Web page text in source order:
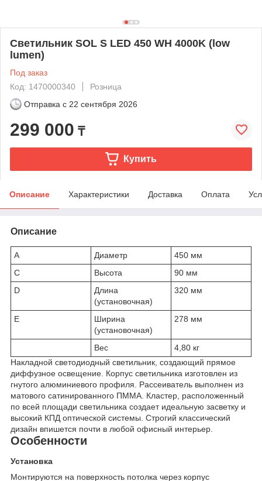
Светильник SOL S LED 450 WH 4000K (low
lumen)
Под заказ
Код: 1470000340
Розница
Отправка с 22 сентября 2026
299 000 ₸
Купить
Описание Характеристики Доставка Оплата
Описание
A Диаметр
450 мм
C
Высота
90 мм
D
Длина
(установочная)
320 мм
E
Ширина
(установочная)
278 мм
Вес
4,80 кг
Накладной светодиодный светильник, создающий прямое
диффузное освещение. Корпус светильника изготовлен из
гнутого алюминиевого профиля. Рассеиватель выполнен из
матового сатинированного ПММА. Кластер, расположенный
по всей площади светильника создает идеальную засветку и
высокий КПД оптической системы. Строгий классический
дизайн впишется почти в любой офисный интерьер.
Особенности
Установка
Монтируются на поверхность потолка через корпус